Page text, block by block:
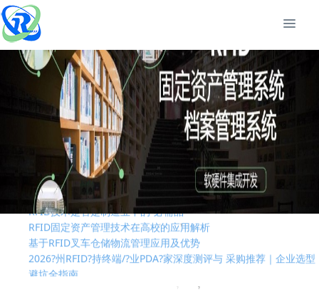
RFID技术是否是制造业中的“必需品”
RFID固定资产管理技术在高校的应用解析
基于RFID叉车仓储物流管理应用及优势
2026?州RFID?持终端/?业PDA?家深度测评与 采购推荐｜企业选型
避坑全指南
RFID资产管理系统实现全方位资产管控进行实时动态管理
国际RFID行业标准有哪些？
RFID技术是否是制造业中的“必需品”
RFID固定资产管理技术在高校的应用解析
基于RFID叉车仓储物流管理应用及优势
2026?州RFID?持终端/?业PDA?家深度测评与 采购推荐｜企业选型
避坑全指南
RFID资产管理系统实现全方位资产管控进行实时动态管理